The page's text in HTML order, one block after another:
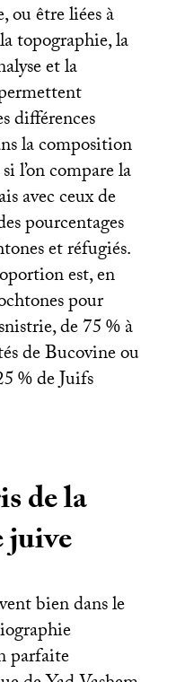
ou être liées à
topographie, la
et la
différences
la composition
l’on compare la
avec ceux de
pourcentages
et réfugiés.
est, en
pour
de 75% à
de Bucovine ou
% de Juifs
de la
juive
bien dans le
parfaite